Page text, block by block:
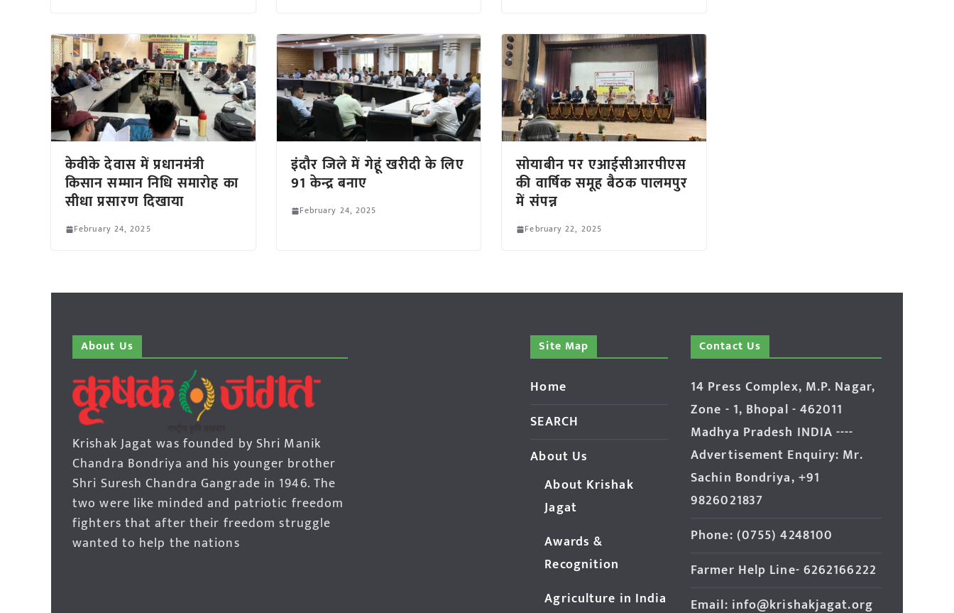
केवीके देवास में प्रधानमंत्री
किसान सम्मान निधि समारोह का
सीधा प्रसारण दिखाया
February 24, 2025
इंदौर जिले में गेहूं खरीदी के लिए
91 केन्द्र बनाए
February 24, 2025
सोयाबीन पर एआईसीआरपीएस
की वार्षिक समूह बैठक पालमपुर
में संपन्न
February 22, 2025
About Us
Krishak Jagat was founded by Shri Manik
Chandra Bondriya and his younger brother
Shri Suresh Chandra Gangrade in 1946. The
two were like minded and patriotic freedom
fighters that after their freedom struggle
wanted to help the nations
Site Map
Home
SEARCH
About Us
About Krishak
Jagat
Awards &
Recognition
Agriculture in India
Contact Us
14 Press Complex, M.P. Nagar,
Zone - 1, Bhopal - 462011
Madhya Pradesh INDIA ----
Advertisement Enquiry: Mr.
Sachin Bondriya, +91
9826021837
Phone: (0755) 4248100
Farmer Help Line- 6262166222
Email: info@krishakjagat.org